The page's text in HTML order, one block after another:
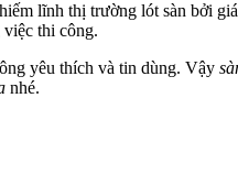
lĩnh thị trường lót sàn bởi
thi công.
yêu thích và tin dùng. Vậy
nhé.